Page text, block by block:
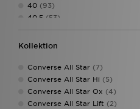
40 (93)
40.5 (53)
41(64)
41.5 (38)
42.5(40)
43(29)
43.5(3)
44(7)
Kollektion
Converse All Star (7)
Converse All Star Hi (5)
Converse All Star Ox (4)
Converse All Star Lift (2)